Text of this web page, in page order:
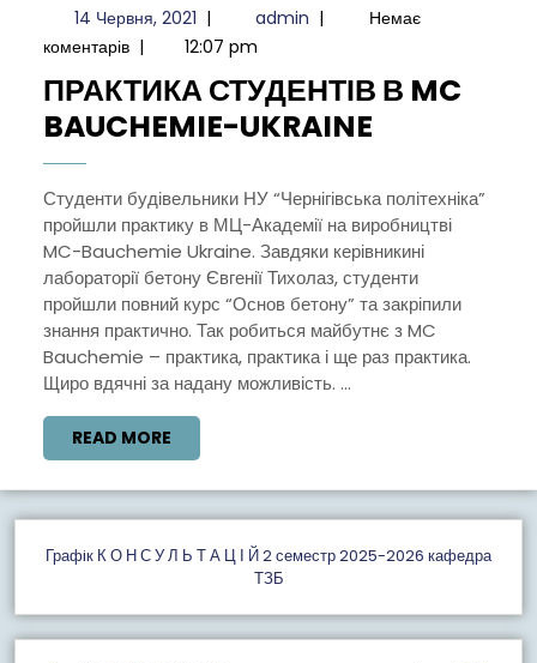
14 Червня, 202114
Червня,
2021
| admin admin
|
Немає
коментарів | 12:07 pm
ПРАКТИКА СТУДЕНТІВ В MC
BAUCHEMIE-UKRAINE
В
MC
UKRAINE
Студенти будівельники НУ “Чернігівська політехніка”
пройшли практику в МЦ-Академії на виробництві
MC-Bauchemie Ukraine. Завдяки керівникині
лабораторії бетону Євгенії Тихолаз, студенти
пройшли повний курс “Основ бетону” та закріпили
знання практично. Так робиться майбутнє з MC
Bauchemie – практика, практика і ще раз практика.
Щиро вдячні за надану можливість. ...
READ MORE
MORE
Графiк К О Н С У Л Ь Т А Ц І Й 2 семестр 2025-2026 кафедра
ТЗБ